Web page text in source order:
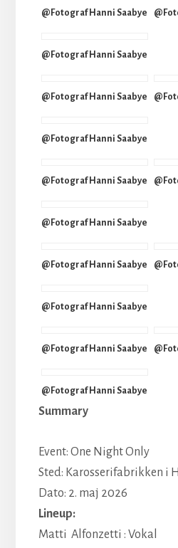
@Fotograf Hanni Saabye
@Fotograf Hanni Saabye
@Fotograf Hanni Saabye
@Fotograf Hanni Saabye
@Fotograf Hanni Saabye
@Fotograf Hanni Saabye
@Fotograf Hanni Saabye
@Fotograf Hanni Saabye
@Fotograf Hanni Saabye
@Fotograf Hanni Saabye
Summary
Event: One Night Only
Sted: Karosserifabrikken i
Dato: 2. maj 2026
Lineup:
Matti Alfonzetti : Vokal